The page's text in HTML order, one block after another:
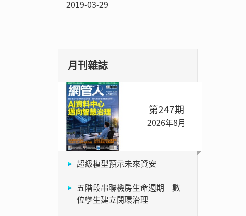
2019-03-29
月刊雜誌
第247期
2026年8月
超級模型預示未來資安
五階段串聯機房生命週期 數
位孿生建立閉環治理